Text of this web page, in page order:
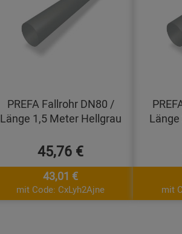
PREFA Fallrohr DN80 /
Länge 1,5 Meter Hellgrau
45,76 €
43,01 €
mit Code: CxLyh2Ajne mit